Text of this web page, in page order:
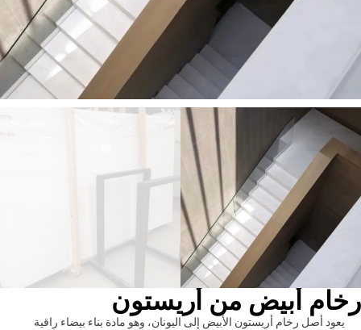
رخام أبيض من أريستون
يعود أصل رخام أريستون الأبيض إلى اليونان، وهو مادة بناء بيضاء راقية